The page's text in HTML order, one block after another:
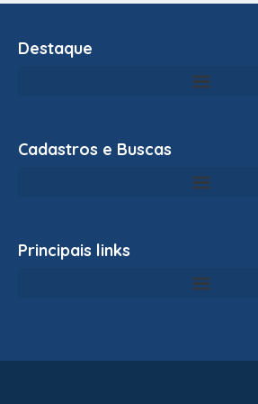
Destaque
Cadastros e Buscas
Principais links